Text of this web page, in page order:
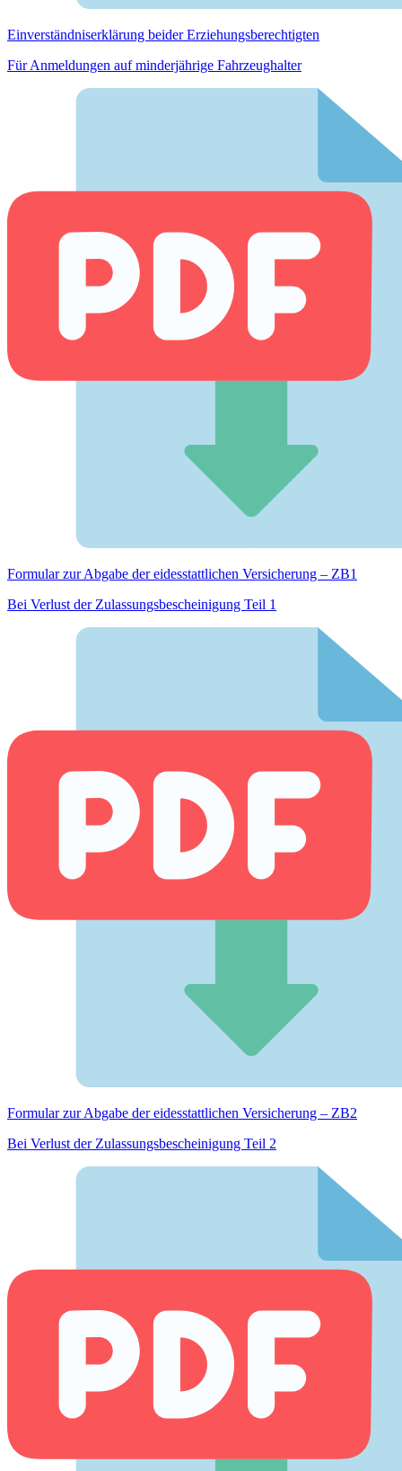
Einverständnis­erklärung beider Erziehungs­berechtigten
Für Anmeldungen auf minderjährige Fahrzeughalter
Formular zur Abgabe der eides­stattlichen Versicherung – ZB1
Bei Verlust der Zulassungsbescheinigung Teil 1
Formular zur Abgabe der eides­stattlichen Versicherung – ZB2
Bei Verlust der Zulassungsbescheinigung Teil 2